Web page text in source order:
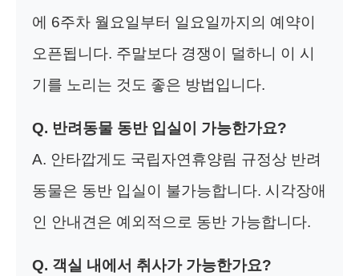
에 6주차 월요일부터 일요일까지의 예약이
오픈됩니다. 주말보다 경쟁이 덜하니 이 시
기를 노리는 것도 좋은 방법입니다.
Q. 반려동물 동반 입실이 가능한가요?
A. 안타깝게도 국립자연휴양림 규정상 반려
동물은 동반 입실이 불가능합니다. 시각장애
인 안내견은 예외적으로 동반 가능합니다.
Q. 객실 내에서 취사가 가능한가요?